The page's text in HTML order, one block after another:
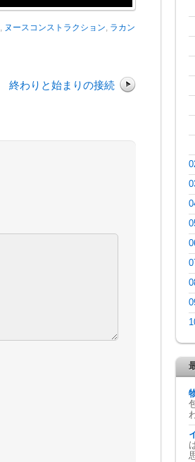
ヌースコンストラクション ラカン
終わりと始まりの接続